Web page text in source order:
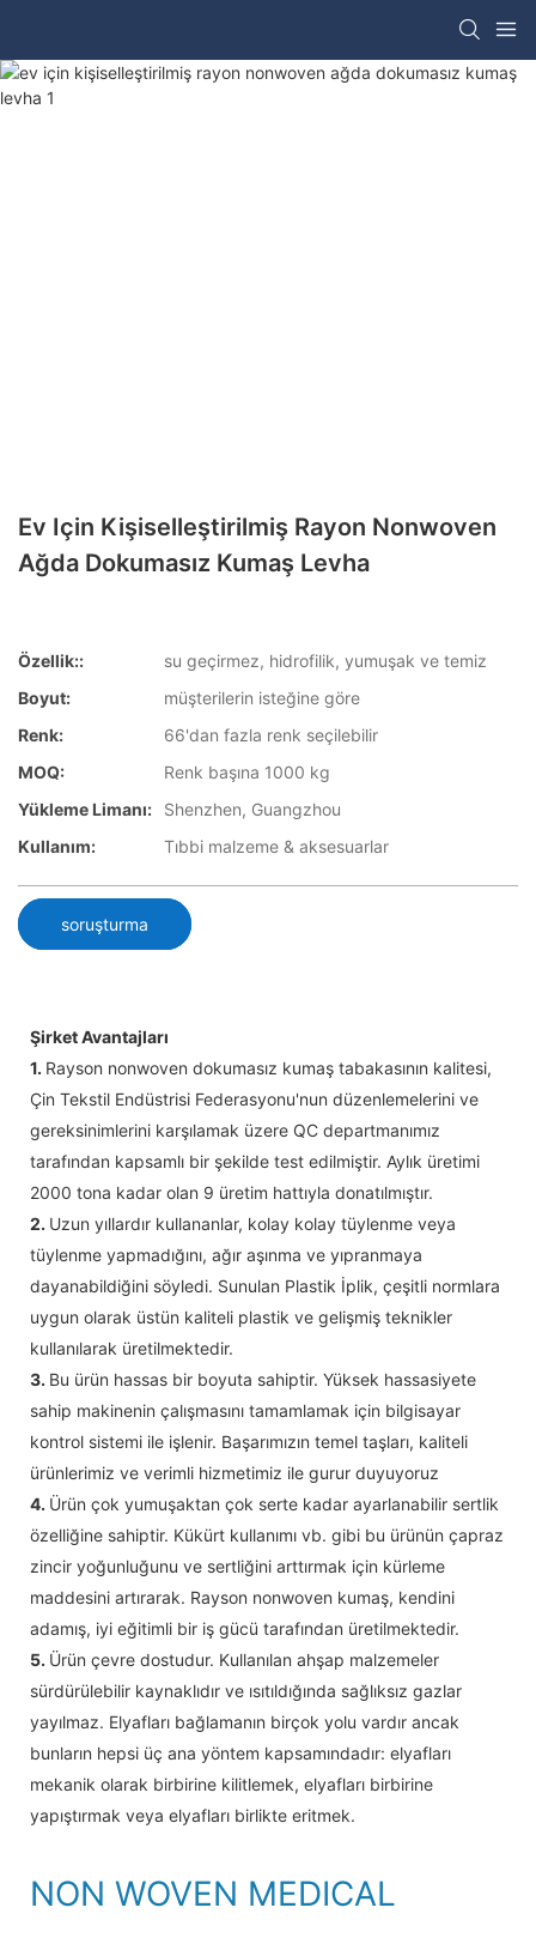
Ev Için Kişiselleştirilmiş Rayon Nonwoven
Ağda Dokumasız Kumaş Levha
Özellik::
su geçirmez, hidrofilik, yumuşak ve temiz
Boyut:
müşterilerin isteğine göre
Renk:
66'dan fazla renk seçilebilir
MOQ:
Renk başına 1000 kg
Yükleme Limanı:
Shenzhen, Guangzhou
Kullanım:
Tıbbi malzeme & aksesuarlar
soruşturma
Şirket Avantajları
1. Rayson nonwoven dokumasız kumaş tabakasının kalitesi,
Çin Tekstil Endüstrisi Federasyonu'nun düzenlemelerini ve
gereksinimlerini karşılamak üzere QC departmanımız
tarafından kapsamlı bir şekilde test edilmiştir. Aylık üretimi
2000 tona kadar olan 9 üretim hattıyla donatılmıştır.
2. Uzun yıllardır kullananlar, kolay kolay tüylenme veya
tüylenme yapmadığını, ağır aşınma ve yıpranmaya
dayanabildiğini söyledi. Sunulan Plastik İplik, çeşitli normlara
uygun olarak üstün kaliteli plastik ve gelişmiş teknikler
kullanılarak üretilmektedir.
3. Bu ürün hassas bir boyuta sahiptir. Yüksek hassasiyete
sahip makinenin çalışmasını tamamlamak için bilgisayar
kontrol sistemi ile işlenir. Başarımızın temel taşları, kaliteli
ürünlerimiz ve verimli hizmetimiz ile gurur duyuyoruz
4. Ürün çok yumuşaktan çok serte kadar ayarlanabilir sertlik
özelliğine sahiptir. Kükürt kullanımı vb. gibi bu ürünün çapraz
zincir yoğunluğunu ve sertliğini arttırmak için kürleme
maddesini artırarak. Rayson nonwoven kumaş, kendini
adamış, iyi eğitimli bir iş gücü tarafından üretilmektedir.
5. Ürün çevre dostudur. Kullanılan ahşap malzemeler
sürdürülebilir kaynaklıdır ve ısıtıldığında sağlıksız gazlar
yayılmaz. Elyafları bağlamanın birçok yolu vardır ancak
bunların hepsi üç ana yöntem kapsamındadır: elyafları
mekanik olarak birbirine kilitlemek, elyafları birbirine
yapıştırmak veya elyafları birlikte eritmek.
NON WOVEN MEDICAL